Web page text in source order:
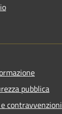
pubblica
contravvenzioni